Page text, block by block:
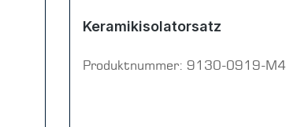
Keramikisolatorsatz
Produktnummer: 9130-0919-M4